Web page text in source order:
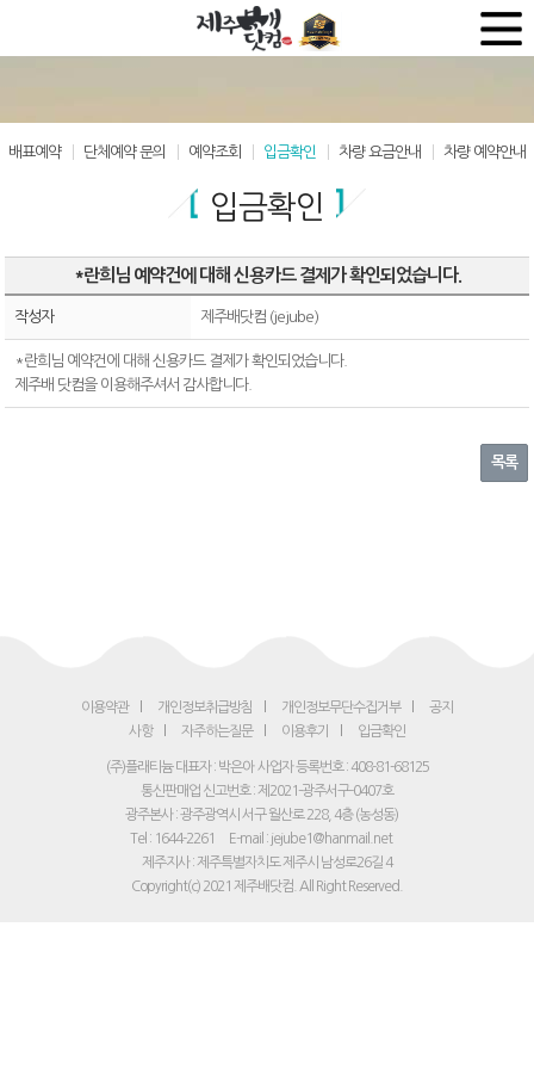
배표예약 단체예약 문의 예약조회 입금확인 차량 요금안내 차량 예약안내
입금확인
*란희님 예약건에 대해 신용카드 결제가 확인되었습니다.
작성자 제주배닷컴 (jejube)
*란희님 예약건에 대해 신용카드 결제가 확인되었습니다.
제주배 닷컴을 이용해주셔서 감사합니다.
목록
이용약관 개인정보취급방침 개인정보무단수집거부
공지
사항
자주하는질문 이용후기 입금확인
(주)플래티늄 대표자 : 박은아 사업자 등록번호 : 408-81-68125
통신판매업 신고번호 : 제2021-광주서구-0407호
광주본사 : 광주광역시 서구 월산로 228, 4층 (농성동)
Tel : 1644-2261
E-mail : jejube1@hanmail.net
제주지사 : 제주특별자치도 제주시 남성로26길 4
Copyright(c) 2021 제주배닷컴. All Right Reserved.